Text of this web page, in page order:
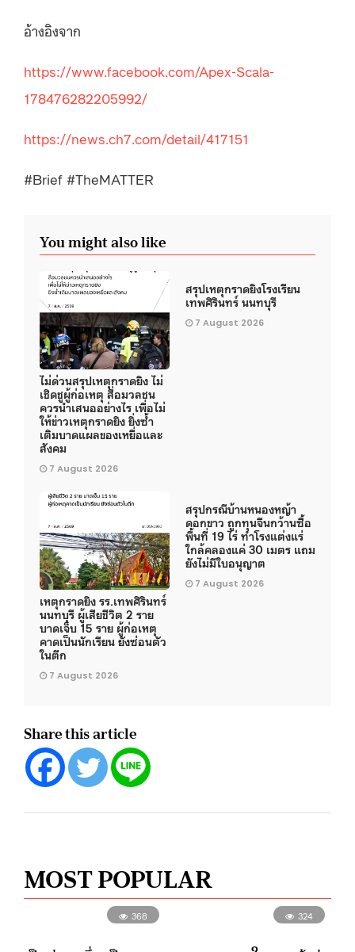
อ้างอิงจาก
https://www.facebook.com/Apex-Scala-
178476282205992/
https://news.ch7.com/detail/417151
#Brief #TheMATTER
You might also like
ไม่ด่วนสรุปเหตุกราดยิง ไม่
เชิดชูผู้ก่อเหตุ สื่อมวลชน
ควรนำเสนออย่างไร เพื่อไม่
ให้ข่าวเหตุกราดยิง ยิ่งซ้ำ
เติมบาดแผลของเหยื่อและ
สังคม
7 August 2026
สรุปเหตุกราดยิงโรงเรียน
เทพศิรินทร์ นนทบุรี
7 August 2026
เหตุกราดยิง รร.เทพศิรินทร์
นนทบุรี ผู้เสียชีวิต 2 ราย
บาดเจ็บ 15 ราย ผู้ก่อเหตุ
คาดเป็นนักเรียน ยังซ่อนตัว
ในตึก
7 August 2026
สรุปกรณีบ้านหนองหญ้า
ดอกขาว ถูกทุนจีนกว้านซื้อ
พื้นที่ 19 ไร่ ทำโรงแต่งแร่
ใกล้คลองแค่ 30 เมตร แถม
ยังไม่มีใบอนุญาต
7 August 2026
Share this article
MOST POPULAR
368 324